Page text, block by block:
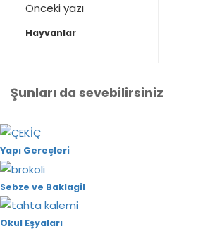
Önceki yazı
Hayvanlar
Şunları da sevebilirsiniz
Yapı Gereçleri
Sebze ve Baklagil
Okul Eşyaları